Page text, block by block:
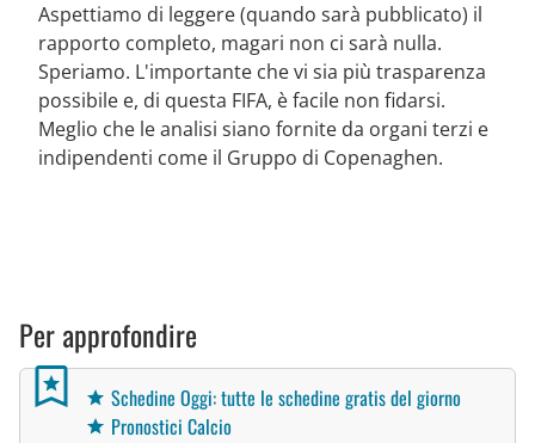
Aspettiamo di leggere (quando sarà pubblicato) il
rapporto completo, magari non ci sarà nulla.
Speriamo. L'importante che vi sia più trasparenza
possibile e, di questa FIFA, è facile non fidarsi.
Meglio che le analisi siano fornite da organi terzi e
indipendenti come il Gruppo di Copenaghen.
Per approfondire
Schedine Oggi: tutte le schedine gratis del giorno
Pronostici Calcio